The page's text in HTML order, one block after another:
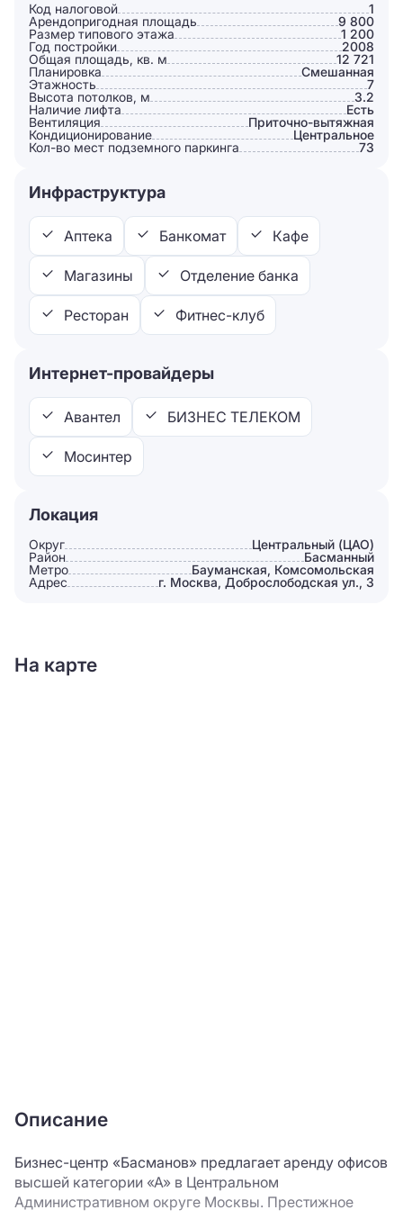
Код налоговой
1
Арендопригодная площадь
9 800
Размер типового этажа
1 200
Год постройки
2008
Общая площадь, кв. м
12 721
Планировка
Смешанная
Этажность
7
Высота потолков, м
3.2
Наличие лифта
Есть
Вентиляция
Приточно-вытяжная
Кондиционирование
Центральное
Кол-во мест подземного паркинга
73
Инфраструктура
Аптека Банкомат Кафе
Магазины Отделение банка
Ресторан Фитнес-клуб
Интернет-провайдеры
Авантел БИЗНЕС ТЕЛЕКОМ
Мосинтер
Локация
Округ
Центральный (ЦАО)
Район
Басманный
Метро
Бауманская, Комсомольская
Адрес
г. Москва, Доброслободская ул., 3
На карте
Описание
Бизнес-центр «Басманов» предлагает аренду офисов
высшей категории «А» в Центральном
Административном округе Москвы. Престижное